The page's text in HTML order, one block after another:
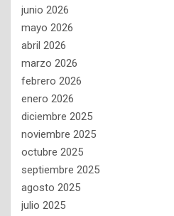
junio 2026
mayo 2026
abril 2026
marzo 2026
febrero 2026
enero 2026
diciembre 2025
noviembre 2025
octubre 2025
septiembre 2025
agosto 2025
julio 2025